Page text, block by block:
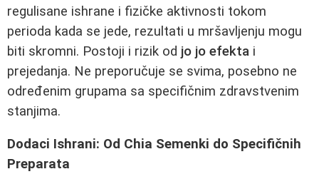
regulisane ishrane i fizičke aktivnosti tokom
perioda kada se jede, rezultati u mršavljenju mogu
biti skromni. Postoji i rizik od jo jo efekta i
prejedanja. Ne preporučuje se svima, posebno ne
određenim grupama sa specifičnim zdravstvenim
stanjima.
Dodaci Ishrani: Od Chia Semenki do Specifičnih
Preparata